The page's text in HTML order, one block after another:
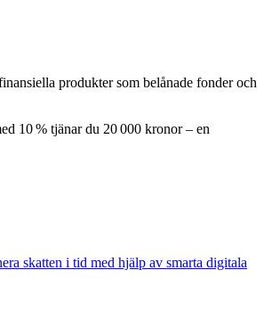
produkter som belånade fonder och
10 % tjänar du 20 000 kronor – en
skatten i tid med hjälp av smarta digitala